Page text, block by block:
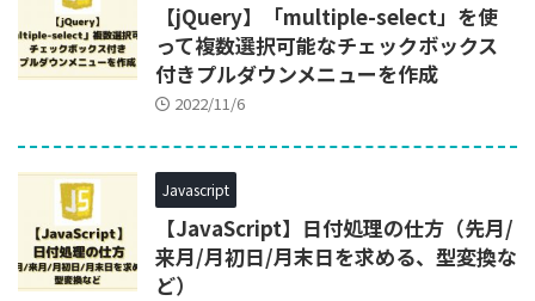
【jQuery】「multiple-select」を使
って複数選択可能なチェックボックス
付きプルダウンメニューを作成
2022/11/6
Javascript
【JavaScript】日付処理の仕方（先月/
来月/月初日/月末日を求める、型変換な
ど）